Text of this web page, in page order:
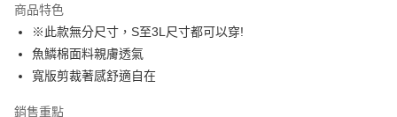
付款後萊爾富取貨
每筆NT$60，滿NT$1,000(含以上)免運費
7-11取貨付款
每筆NT$60，滿NT$1,000(含以上)免運費
商品特色
※此款無分尺寸，S至3L尺寸都可以穿!
魚鱗棉面料親膚透氣
寬版剪裁著感舒適自在
銷售重點